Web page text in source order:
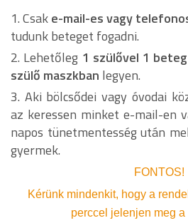
1. Csake-mail-es vagy
tudunk beteget fogadni.
2. Lehetőleg 1 szülővel 1
szülő maszkban legyen.
3. Aki bölcsődei vagy óvodai
az keressen minket e-mail-en
napos tünetmentesség után
gyermek.
FONTOS!
Kérünk mindenkit, hogy a
perccel jelenjen meg a